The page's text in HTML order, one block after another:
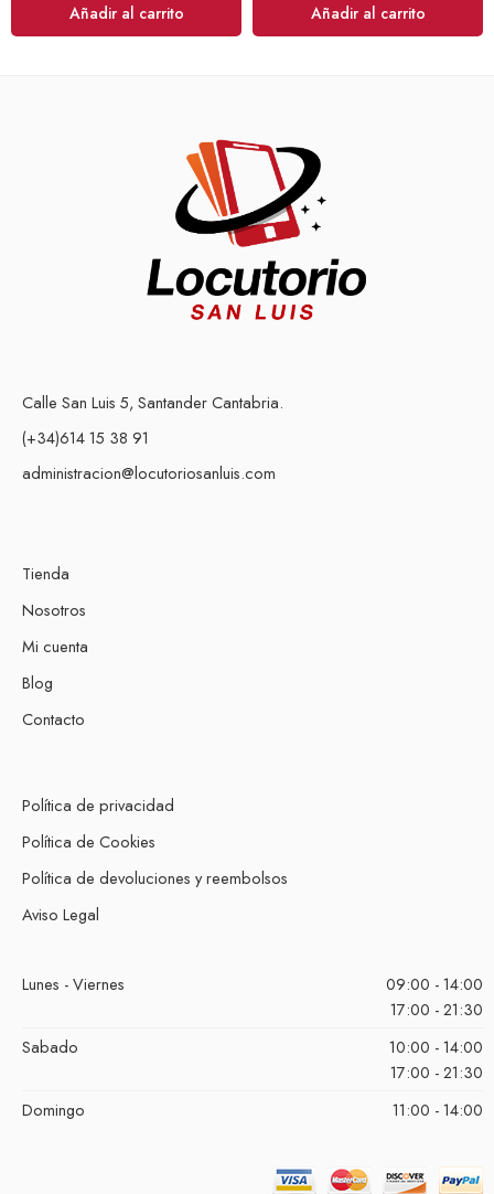
Añadir al carrito Añadir al carrito
Calle San Luis 5, Santander Cantabria.
(+34)614 15 38 91
administracion@locutoriosanluis.com
Tienda
Nosotros
Mi cuenta
Blog
Contacto
Política de privacidad
Política de Cookies
Política de devoluciones y reembolsos
Aviso Legal
Lunes - Viernes
09:00 - 14:00
17:00 - 21:30
Sabado
10:00 - 14:00
17:00 - 21:30
Domingo
11:00 - 14:00